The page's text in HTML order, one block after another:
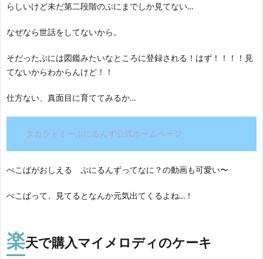
らしいけど未だ第二段階のぷにまでしか見てない…
なぜなら世話をしてないから。
そだったぷには図鑑みたいなところに登録される！はず！！！！見
てないからわからんけど！！
仕方ない、真面目に育ててみるか…
タカラトミーぷにるんず公式ホームページ
ぺこぱがおしえる ぷにるんずってなに？の動画も可愛い〜
ぺこぱって、見てるとなんか元気出てくるよね…！
楽天で購入マイメロディのケーキ